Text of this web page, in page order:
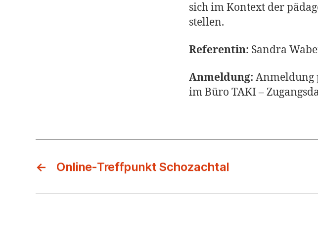
sich im Kontext der
stellen.
Referentin: Sandra
Anmeldung: Anmeldung
im Büro TAKI –
← Online-Treffpunkt Schozachtal